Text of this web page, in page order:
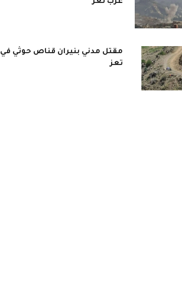
غرب تعز
مقتل مدني بنيران قناص حوثي في
تعز